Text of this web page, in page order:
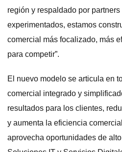
región y respaldado por
experimentados, estamos
comercial más focalizado, más
para competir”.
El nuevo modelo se articula en
comercial integrado y
resultados para los clientes,
y aumenta la eficiencia
aprovecha oportunidades de